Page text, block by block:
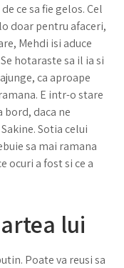
ce sa fie gelos. Cel
doar pentru afaceri,
Mehdi isi aduce
hotaraste sa il ia si
ca aproape
E intr-o stare
daca ne
Sotia celui
sa mai ramana
ocuri a fost si ce a
lui
Poate va reusi sa